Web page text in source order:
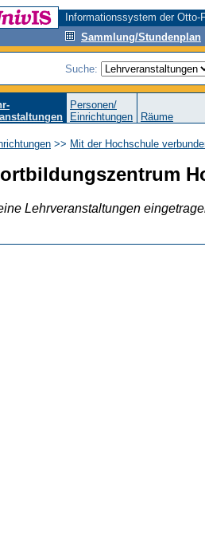
Informationssystem der
Sammlung/Stundenplan
Suche:
Personen/
Einrichtungen
Räume
>> Mit der Hochschule
Lehrveranstaltungen